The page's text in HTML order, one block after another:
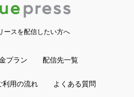
ースを配信したい方へ
プラン 配信先一覧
利用の流れ よくある質問